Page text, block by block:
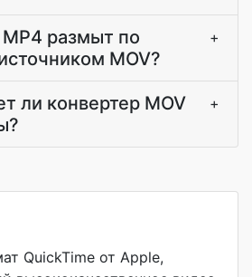
размыт по
MOV?
+
ли конвертер MOV
+
QuickTime от Apple,